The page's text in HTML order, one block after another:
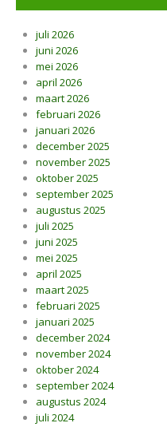
juli 2026
juni 2026
mei 2026
april 2026
maart 2026
februari 2026
januari 2026
december 2025
november 2025
oktober 2025
september 2025
augustus 2025
juli 2025
juni 2025
mei 2025
april 2025
maart 2025
februari 2025
januari 2025
december 2024
november 2024
oktober 2024
september 2024
augustus 2024
juli 2024